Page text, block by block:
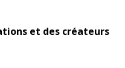
et des créateurs